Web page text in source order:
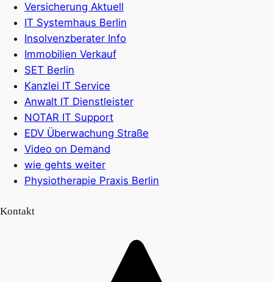
Versicherung Aktuell
IT Systemhaus Berlin
Insolvenzberater Info
Immobilien Verkauf
SET Berlin
Kanzlei IT Service
Anwalt IT Dienstleister
NOTAR IT Support
EDV Überwachung Straße
Video on Demand
wie gehts weiter
Physiotherapie Praxis Berlin
Kontakt